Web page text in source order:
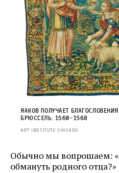
Яаков получает
Брюссель. 1560−1568
Art Institute Chicago
Обычно мы вопрошаем:
обмануть родного отца?»